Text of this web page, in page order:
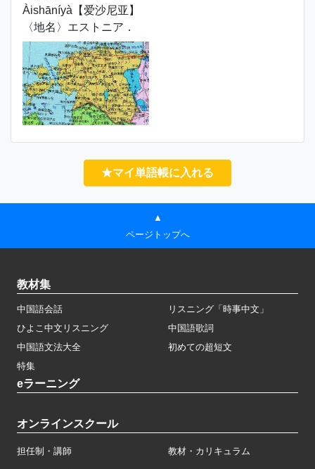
Àishāníyà【爱沙尼亚】
〈地名〉エストニア．
★マイ単語帳に入れる
▲
ページトップへ
教材集
中国語会話
リスニング「時事中文」
ひよこ中文リスニング
中国語歌詞
中国語文法大全
初めての超短文
特集
eラーニング
オンラインスクール
担任制・講師 教材・カリキュラム